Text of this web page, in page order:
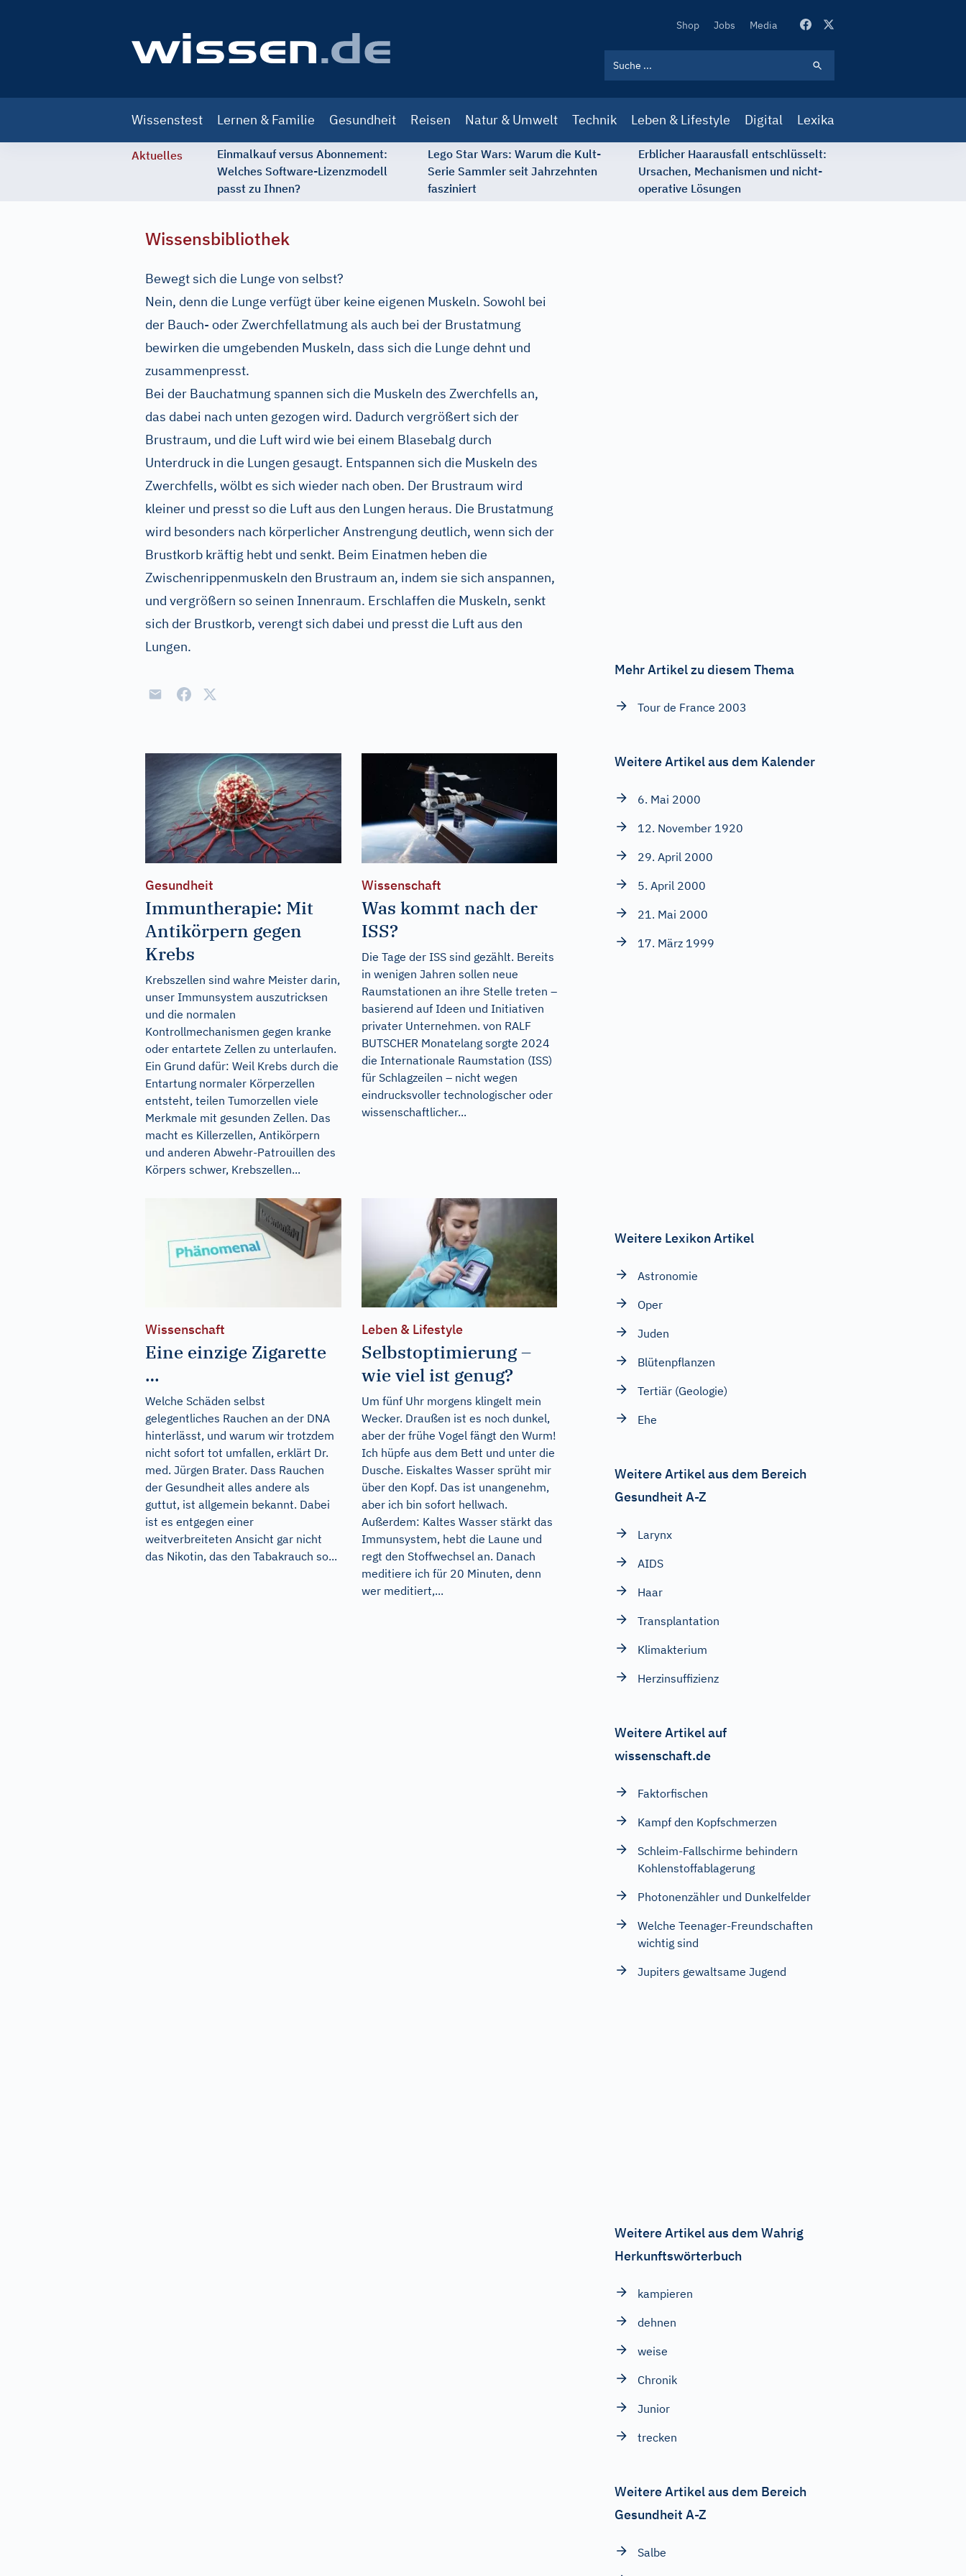
Secondary
Shop Jobs Media
navigation
Wissenstest Lernen & Familie Gesundheit Reisen Natur & Umwelt Technik Leben & Lifestyle Digital Lexika
Aktuelles
Einmalkauf versus Abonnement:
Welches Software-Lizenzmodell
passt zu Ihnen?
Lego Star Wars: Warum die Kult-
Serie Sammler seit Jahrzehnten
fasziniert
Erblicher Haarausfall entschlüsselt:
Ursachen, Mechanismen und nicht-
operative Lösungen
Wissensbibliothek
Bewegt sich die Lunge von selbst?
Nein, denn die Lunge verfügt über keine eigenen Muskeln. Sowohl bei
der Bauch- oder Zwerchfellatmung als auch bei der Brustatmung
bewirken die umgebenden Muskeln, dass sich die Lunge dehnt und
zusammenpresst.
Bei der Bauchatmung spannen sich die Muskeln des Zwerchfells an,
das dabei nach unten gezogen wird. Dadurch vergrößert sich der
Brustraum, und die Luft wird wie bei einem Blasebalg durch
Unterdruck in die Lungen gesaugt. Entspannen sich die Muskeln des
Zwerchfells, wölbt es sich wieder nach oben. Der Brustraum wird
kleiner und presst so die Luft aus den Lungen heraus. Die Brustatmung
wird besonders nach körperlicher Anstrengung deutlich, wenn sich der
Brustkorb kräftig hebt und senkt. Beim Einatmen heben die
Zwischenrippenmuskeln den Brustraum an, indem sie sich anspannen,
und vergrößern so seinen Innenraum. Erschlaffen die Muskeln, senkt
sich der Brustkorb, verengt sich dabei und presst die Luft aus den
Lungen.
Gesundheit
Immuntherapie: Mit
Antikörpern gegen
Krebs
Krebszellen sind wahre Meister darin,
unser Immunsystem auszutricksen
und die normalen
Kontrollmechanismen gegen kranke
oder entartete Zellen zu unterlaufen.
Ein Grund dafür: Weil Krebs durch die
Entartung normaler Körperzellen
entsteht, teilen Tumorzellen viele
Merkmale mit gesunden Zellen. Das
macht es Killerzellen, Antikörpern
und anderen Abwehr-Patrouillen des
Körpers schwer, Krebszellen...
Wissenschaft
Was kommt nach der
ISS?
Die Tage der ISS sind gezählt. Bereits
in wenigen Jahren sollen neue
Raumstationen an ihre Stelle treten –
basierend auf Ideen und Initiativen
privater Unternehmen. von RALF
BUTSCHER Monatelang sorgte 2024
die Internationale Raumstation (ISS)
für Schlagzeilen – nicht wegen
eindrucksvoller technologischer oder
wissenschaftlicher...
Wissenschaft
Eine einzige Zigarette
…
Welche Schäden selbst
gelegentliches Rauchen an der DNA
hinterlässt, und warum wir trotzdem
nicht sofort tot umfallen, erklärt Dr.
med. Jürgen Brater. Dass Rauchen
der Gesundheit alles andere als
guttut, ist allgemein bekannt. Dabei
ist es entgegen einer
weitverbreiteten Ansicht gar nicht
das Nikotin, das den Tabakrauch so...
Leben & Lifestyle
Selbstoptimierung –
wie viel ist genug?
Um fünf Uhr morgens klingelt mein
Wecker. Draußen ist es noch dunkel,
aber der frühe Vogel fängt den Wurm!
Ich hüpfe aus dem Bett und unter die
Dusche. Eiskaltes Wasser sprüht mir
über den Kopf. Das ist unangenehm,
aber ich bin sofort hellwach.
Außerdem: Kaltes Wasser stärkt das
Immunsystem, hebt die Laune und
regt den Stoffwechsel an. Danach
meditiere ich für 20 Minuten, denn
wer meditiert,...
Mehr Artikel zu diesem Thema
Tour de France 2003
Weitere Artikel aus dem Kalender
6. Mai 2000
12. November 1920
29. April 2000
5. April 2000
21. Mai 2000
17. März 1999
Weitere Lexikon Artikel
Astronomie
Oper
Juden
Blütenpflanzen
Tertiär (Geologie)
Ehe
Weitere Artikel aus dem Bereich
Gesundheit A-Z
Larynx
AIDS
Haar
Transplantation
Klimakterium
Herzinsuffizienz
Weitere Artikel auf
wissenschaft.de
Faktorfischen
Kampf den Kopfschmerzen
Schleim-Fallschirme behindern
Kohlenstoffablagerung
Photonenzähler und Dunkelfelder
Welche Teenager-Freundschaften
wichtig sind
Jupiters gewaltsame Jugend
Weitere Artikel aus dem Wahrig
Herkunftswörterbuch
kampieren
dehnen
weise
Chronik
Junior
trecken
Weitere Artikel aus dem Bereich
Gesundheit A-Z
Salbe